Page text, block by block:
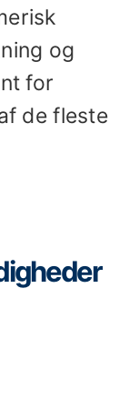
og
for
de fleste